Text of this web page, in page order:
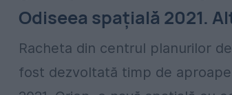
Odiseea spațială 2021.
Racheta din centrul planurilor
fost dezvoltată timp de